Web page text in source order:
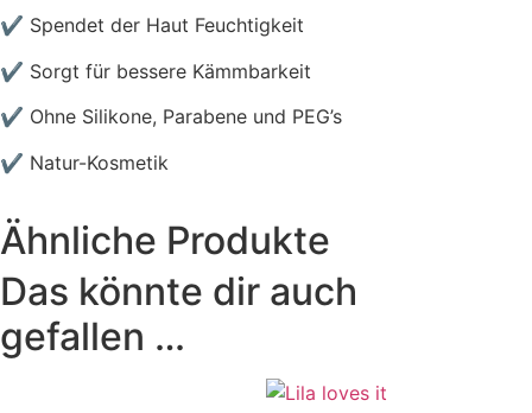
✔ Spendet der Haut Feuchtigkeit
✔ Sorgt für bessere Kämmbarkeit
✔ Ohne Silikone, Parabene und PEG’s
✔ Natur-Kosmetik
Ähnliche Produkte
Das könnte dir auch
gefallen …